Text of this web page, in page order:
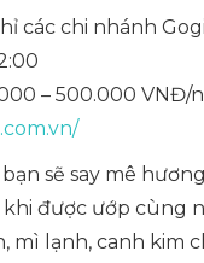
các chi nhánh
– 500.000 VNĐ/
sẽ say mê
khi được ướp cùng
mì lạnh, canh kim